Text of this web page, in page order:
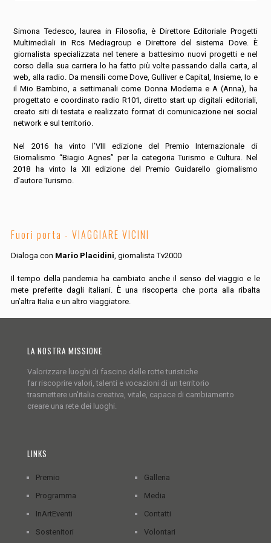
Simona Tedesco, laurea in Filosofia, è Direttore Editoriale Progetti
Multimediali in Rcs Mediagroup e Direttore del sistema Dove. È
giornalista specializzata nel tenere a battesimo nuovi progetti e nel
corso della sua carriera lo ha fatto più volte passando dalla carta, al
web, alla radio. Da mensili come Dove, Gulliver e Capital, Insieme, Io e
il Mio Bambino, a settimanali come Donna Moderna e A (Anna), ha
progettato e coordinato radio R101, diretto start up digitali editoriali,
creato siti di testata e realizzato format di comunicazione nei social
network e sul territorio.
Nel 2016 ha vinto l’VIII edizione del Premio Internazionale di
Giornalismo “Biagio Agnes” per la categoria Turismo e Cultura. Nel
2018 ha vinto la XII edizione del Premio Guidarello giornalismo
d’autore Turismo.
Fuori porta - VIAGGIARE VICINI
Dialoga con Mario Placidini, giornalista Tv2000
Il tempo della pandemia ha cambiato anche il senso del viaggio e le
mete preferite dagli italiani. È una riscoperta che porta alla ribalta
un’altra Italia e un altro viaggiatore.
LA NOSTRA MISSIONE
Valorizzare luoghi di fascino delle rotte turistiche
far riscoprire valori, talenti e vocazioni di un territorio
trasmettere un'italia creativa, vitale, capace di cambiamento
creare una rete dei luoghi.
LINKS
Premio
Programma
InArtEventi
Sostenitori
Galleria
Media
Contatti
Volontari